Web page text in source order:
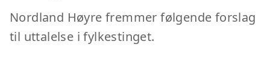
Nordland Høyre fremmer følgende forslag
til uttalelse i fylkestinget.